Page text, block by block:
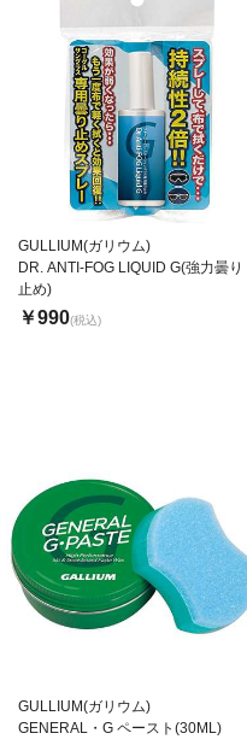
GULLIUM(ガリウム)
DR. ANTI-FOG LIQUID G(強力曇り
止め)
￥990(税込)
GULLIUM(ガリウム)
GENERAL・G ペースト(30ML)